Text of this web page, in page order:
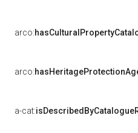
arco:
arco:
a-cat: